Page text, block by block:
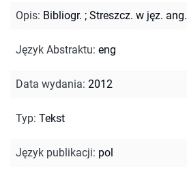
Opis: Bibliogr. ; Streszcz. w jęz. ang.
Język Abstraktu: eng
Data wydania: 2012
Typ: Tekst
Język publikacji: pol